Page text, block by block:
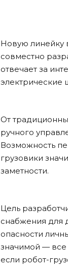
Новую линейку
совместно
отвечает за
электрические
От
ручного
Возможность
грузовики
заметности.
Цель
снабжения для
опасности
значимой — все
если робот-